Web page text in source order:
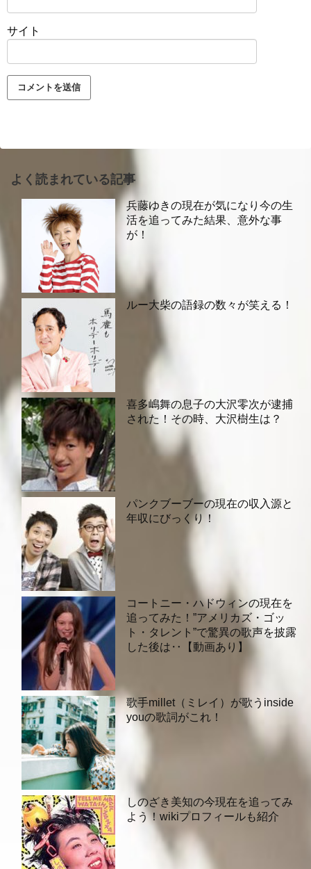
サイト
よく読まれている記事
兵藤ゆきの現在が気になり今の生
活を追ってみた結果、意外な事
が！
ルー大柴の語録の数々が笑える！
喜多嶋舞の息子の大沢零次が逮捕
された！その時、大沢樹生は？
パンクブーブーの現在の収入源と
年収にびっくり！
コートニー・ハドウィンの現在を
追ってみた！”アメリカズ・ゴッ
ト・タレント”で驚異の歌声を披露
した後は‥【動画あり】
歌手millet（ミレイ）が歌うinside
youの歌詞がこれ！
しのざき美知の今現在を追ってみ
よう！wikiプロフィールも紹介